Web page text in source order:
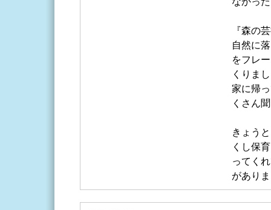
『森の
自然に
をフレ
くりま
家に帰
くさん
きょう
くし保
ってく
があり